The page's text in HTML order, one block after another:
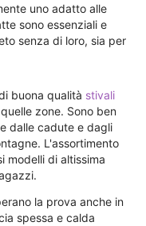
uno adatto alle
sono essenziali e
senza di loro, sia per
buona qualità stivali
zone. Sono ben
dalle cadute e dagli
L'assortimento
modelli di altissima
la prova anche in
spessa e calda